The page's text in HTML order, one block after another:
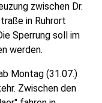
zwischen Dr.
in Ruhrort
Sperrung soll im
werden.
Montag (31.07.)
Zwischen den